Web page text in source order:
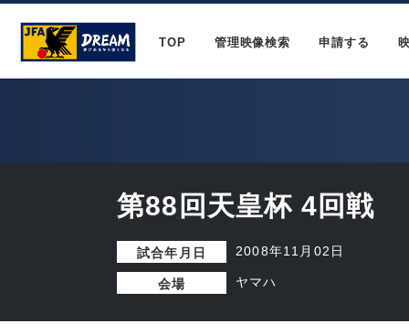
TOP 管理映像検索 申請する
第88回天皇杯 4回戦
試合年月日 2008年11月02日
会場 ヤマハ